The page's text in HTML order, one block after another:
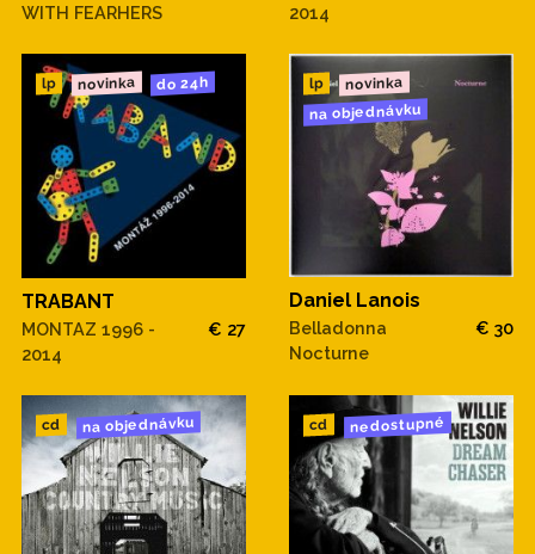
WITH FEARHERS
2014
lp novinka do 24h
TRABANT
MONTAZ 1996 -
2014
€ 27
lp novinka
na objednávku
Daniel Lanois
Belladonna
Nocturne
€ 30
cd na objednávku cd nedostupné